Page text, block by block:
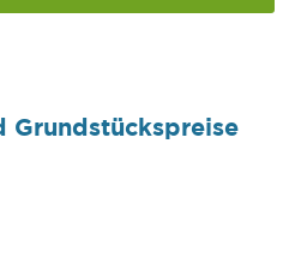
Grundstückspreise